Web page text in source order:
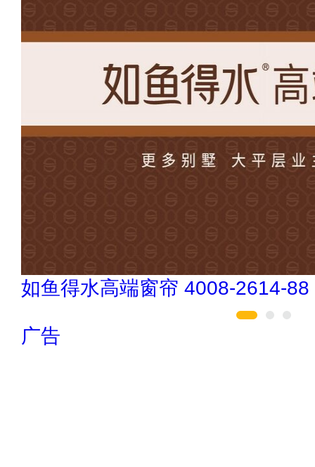
冰尊BENSHION 4008-276-278
广告